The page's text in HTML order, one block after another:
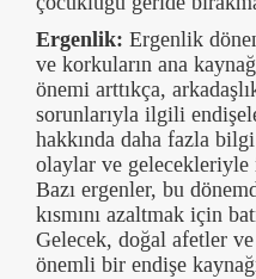
Ergenlik: Ergenlik
ve korkuların ana
önemi arttıkça,
sorunlarıyla ilgili
hakkında daha fazla
olaylar ve
Bazı ergenler, bu
kısmını azaltmak için
Gelecek, doğal afetler
önemli bir endişe